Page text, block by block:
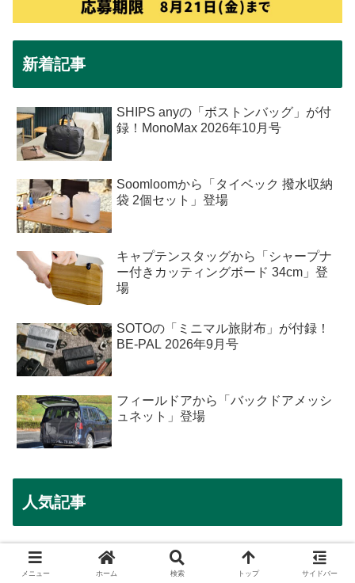
新着記事
SHIPS anyの「ボストンバッグ」が付
録！MonoMax 2026年10月号
Soomloomから「タイベック 撥水収納
袋 2個セット」登場
キャプテンスタッグから「シャープナ
ー付きカッティングボード 34cm」登
場
SOTOの「ミニマル旅財布」が付録！
BE-PAL 2026年9月号
フィールドアから「バックドアメッシ
ュネット」登場
人気記事
ロゴスからコンビニアイスがそのまま
入る「氷点下キープシリンダー・アイ
メニュー ホーム 検索 トップ サイドバー